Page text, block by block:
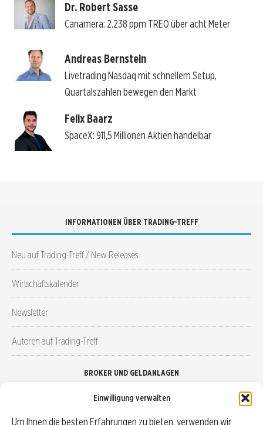
Einwilligung verwalten
Um Ihnen die besten Erfahrungen zu bieten, verwenden wir
Dr. Robert Sasse
Canamera: 2.238 ppm TREO über acht Meter
Andreas Bernstein
Livetrading Nasdaq mit schnellem Setup,
Quartalszahlen bewegen den Markt
Felix Baarz
SpaceX: 911,5 Millionen Aktien handelbar
INFORMATIONEN ÜBER TRADING-TREFF
Neu auf Trading-Treff / New Releases
Wirtschaftskalender
Newsletter
Autoren auf Trading-Treff
BROKER UND GELDANLAGEN